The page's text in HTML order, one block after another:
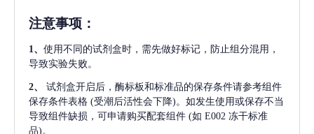
注意事项 ：
1、 使用不同的试剂盒时，需先做好标记，防止组分混用，
导致实验失败。
2、
试剂盒开启后，酶标板和标准品的保存条件请参考组件
保存条件表格 (受潮后活性会下降)。如发生使用或保存不当
导致组件缺损，可申请购买配套组件 (如 E002 冻干标准
品)。